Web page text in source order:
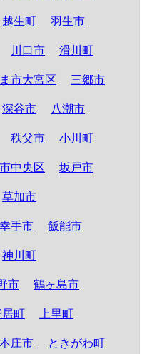
越生町 羽生市
川口市 滑川町
市大宮区 三郷市
深谷市 八潮市
秩父市 小川町
中央区 坂戸市
草加市
幸手市 飯能市
神川町
市 鶴ヶ島市
居町 上里町
本庄市 ときがわ町